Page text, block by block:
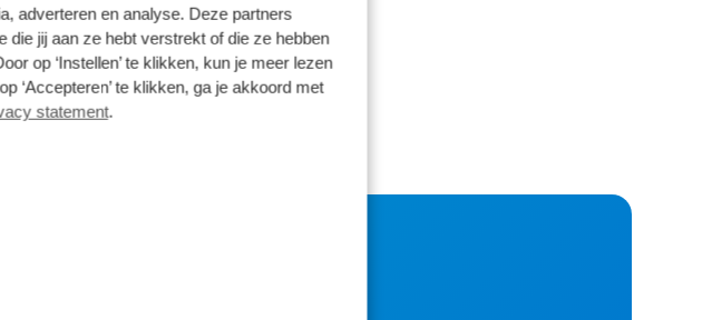
adverteren en analyse. Deze partners
die jij aan ze hebt verstrekt of die ze hebben
op ‘Instellen’ te klikken, kun je meer lezen
‘Accepteren’ te klikken, ga je akkoord met
statement.
van
te laten